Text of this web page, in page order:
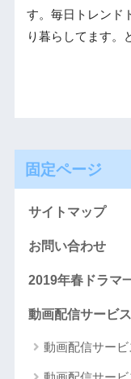
す。毎日トレンド
り暮らしてます。
固定ページ
サイトマップ
お問い合わせ
2019年春ドラマ
動画配信サービ
動画配信サー